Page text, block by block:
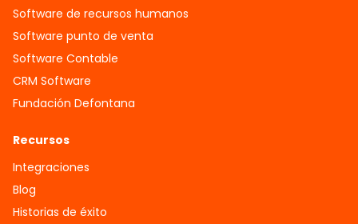
Software de recursos humanos
Software punto de venta
Software Contable
CRM Software
Fundación Defontana
Recursos
Integraciones
Blog
Historias de éxito